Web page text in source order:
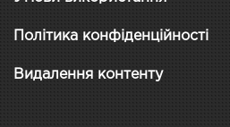
Політика конфіденційності
Видалення контенту